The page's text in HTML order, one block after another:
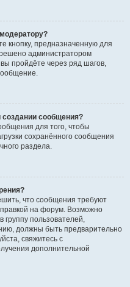
кнопку, предназначенную для
администратором
пройдёте через ряд шагов,
создании сообщения?
для того, чтобы
сохранённого сообщения
раздела.
что сообщения требуют
на форум. Возможно
группу пользователей,
должны быть предварительно
свяжитесь с
дополнительной